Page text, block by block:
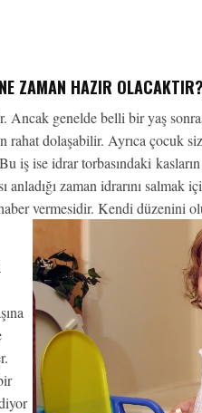
ZAMAN HAZIR OLACAKTIR?
genelde belli bir yaş
rahat dolaşabilir. Ayrıca çocuk
iş ise idrar torbasındaki
anladığı zaman idrarını salmak
vermesidir. Kendi düzenini